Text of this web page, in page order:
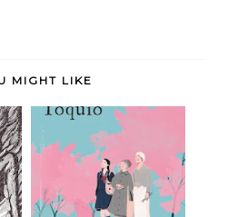
MIGHT LIKE
Doce Tóquio - Durian
Sukegawa (rese...